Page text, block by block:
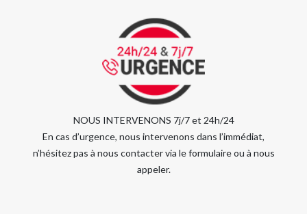
NOUS INTERVENONS 7j/7 et 24h/24
En cas d’urgence, nous intervenons dans l’immédiat,
n’hésitez pas à nous contacter via le formulaire ou à nous
appeler.